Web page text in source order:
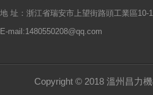
地 址：浙江省瑞安市上望街路頭工業區10-
E-mail:1480550208@qq.com
Copyright © 2018 溫州昌力